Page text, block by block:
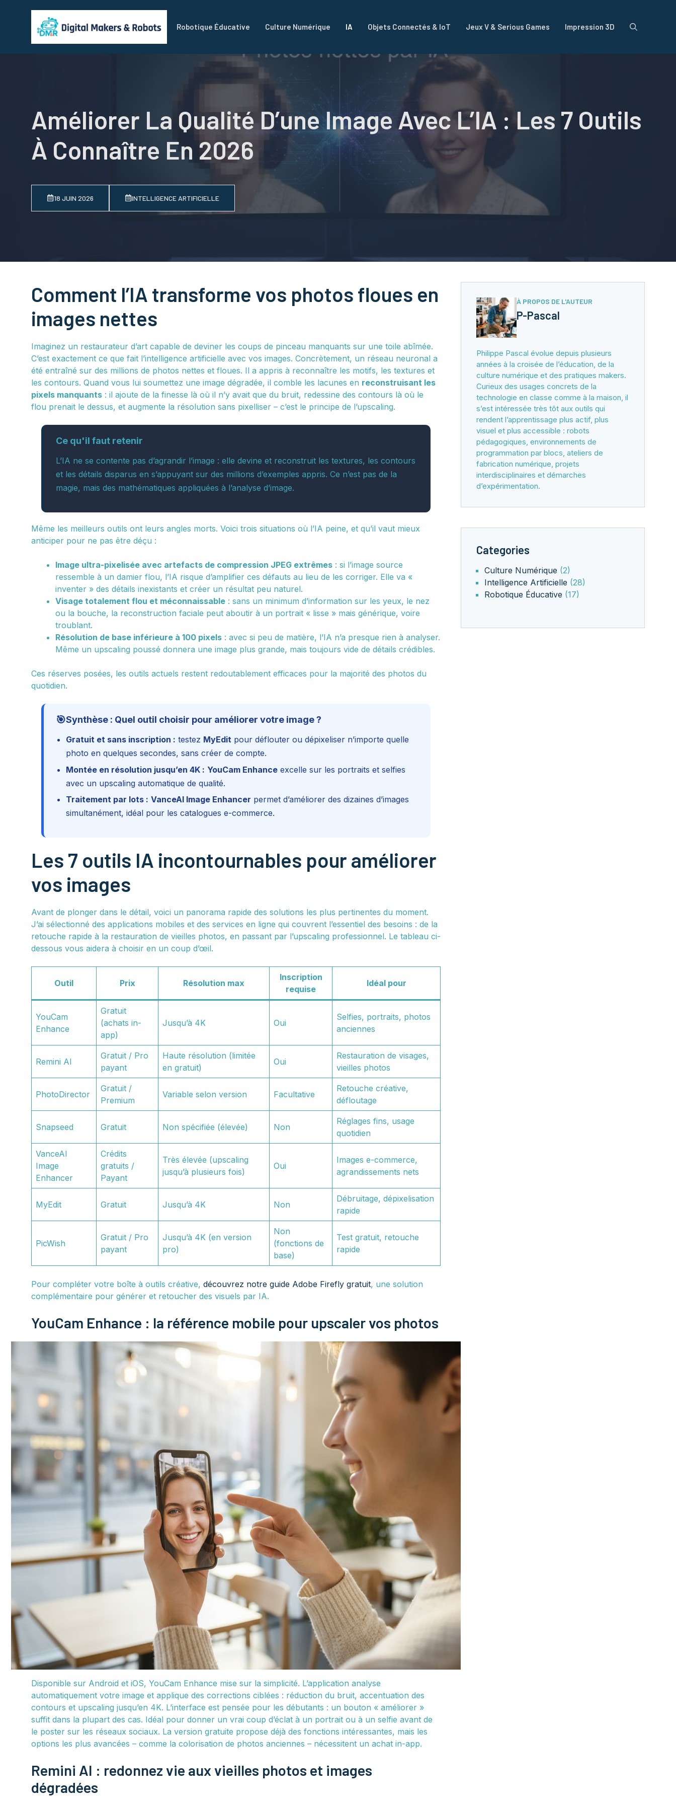
Robotique Éducative Culture Numérique IA Objets Connectés & IoT Jeux V & Serious Games Impression 3D
Améliorer La Qualité D’une Image Avec L’IA : Les 7 Outils
À Connaître En 2026
18 JUIN 2026 INTELLIGENCE ARTIFICIELLE
Comment l’IA transforme vos photos floues en
images nettes
Imaginez un restaurateur d’art capable de deviner les coups de pinceau manquants sur une toile abîmée.
C’est exactement ce que fait l’intelligence artificielle avec vos images. Concrètement, un réseau neuronal a
été entraîné sur des millions de photos nettes et floues. Il a appris à reconnaître les motifs, les textures et
les contours. Quand vous lui soumettez une image dégradée, il comble les lacunes en reconstruisant les
pixels manquants : il ajoute de la finesse là où il n’y avait que du bruit, redessine des contours là où le
flou prenait le dessus, et augmente la résolution sans pixelliser – c’est le principe de l’upscaling.
Ce qu'il faut retenir
L’IA ne se contente pas d’agrandir l’image : elle devine et reconstruit les textures, les contours
et les détails disparus en s’appuyant sur des millions d’exemples appris. Ce n’est pas de la
magie, mais des mathématiques appliquées à l’analyse d’image.
Même les meilleurs outils ont leurs angles morts. Voici trois situations où l’IA peine, et qu’il vaut mieux
anticiper pour ne pas être déçu :
Image ultra-pixelisée avec artefacts de compression JPEG extrêmes : si l’image source
ressemble à un damier flou, l’IA risque d’amplifier ces défauts au lieu de les corriger. Elle va «
inventer » des détails inexistants et créer un résultat peu naturel.
Visage totalement flou et méconnaissable : sans un minimum d’information sur les yeux, le nez
ou la bouche, la reconstruction faciale peut aboutir à un portrait « lisse » mais générique, voire
troublant.
Résolution de base inférieure à 100 pixels : avec si peu de matière, l’IA n’a presque rien à analyser.
Même un upscaling poussé donnera une image plus grande, mais toujours vide de détails crédibles.
Ces réserves posées, les outils actuels restent redoutablement efficaces pour la majorité des photos du
quotidien.
🎯Synthèse : Quel outil choisir pour améliorer votre image ?
Gratuit et sans inscription : testez MyEdit pour déflouter ou dépixeliser n’importe quelle
photo en quelques secondes, sans créer de compte.
Montée en résolution jusqu’en 4K : YouCam Enhance excelle sur les portraits et selfies
avec un upscaling automatique de qualité.
Traitement par lots : VanceAI Image Enhancer permet d’améliorer des dizaines d’images
simultanément, idéal pour les catalogues e-commerce.
Les 7 outils IA incontournables pour améliorer
vos images
Avant de plonger dans le détail, voici un panorama rapide des solutions les plus pertinentes du moment.
J’ai sélectionné des applications mobiles et des services en ligne qui couvrent l’essentiel des besoins : de la
retouche rapide à la restauration de vieilles photos, en passant par l’upscaling professionnel. Le tableau ci-
dessous vous aidera à choisir en un coup d’œil.
Outil Prix Résolution max
Inscription
requise
Idéal pour
YouCam
Enhance
Gratuit
(achats in-
app)
Jusqu’à 4K Oui
Selfies, portraits, photos
anciennes
Remini AI
Gratuit / Pro
payant
Haute résolution (limitée
en gratuit)
Oui
Restauration de visages,
vieilles photos
PhotoDirector
Gratuit /
Premium
Variable selon version Facultative
Retouche créative,
défloutage
Snapseed Gratuit Non spécifiée (élevée) Non
Réglages fins, usage
quotidien
VanceAI
Image
Enhancer
Crédits
gratuits /
Payant
Très élevée (upscaling
jusqu’à plusieurs fois)
Oui
Images e-commerce,
agrandissements nets
MyEdit Gratuit Jusqu’à 4K Non
Débruitage, dépixelisation
rapide
PicWish
Gratuit / Pro
payant
Jusqu’à 4K (en version
pro)
Non
(fonctions de
base)
Test gratuit, retouche
rapide
Pour compléter votre boîte à outils créative, découvrez notre guide Adobe Firefly gratuit, une solution
complémentaire pour générer et retoucher des visuels par IA.
YouCam Enhance : la référence mobile pour upscaler vos photos
Disponible sur Android et iOS, YouCam Enhance mise sur la simplicité. L’application analyse
automatiquement votre image et applique des corrections ciblées : réduction du bruit, accentuation des
contours et upscaling jusqu’en 4K. L’interface est pensée pour les débutants : un bouton « améliorer »
suffit dans la plupart des cas. Idéal pour donner un vrai coup d’éclat à un portrait ou à un selfie avant de
le poster sur les réseaux sociaux. La version gratuite propose déjà des fonctions intéressantes, mais les
options les plus avancées – comme la colorisation de photos anciennes – nécessitent un achat in-app.
Remini AI : redonnez vie aux vieilles photos et images
dégradées
À PROPOS DE L'AUTEUR
P-Pascal
Philippe Pascal évolue depuis plusieurs
années à la croisée de l’éducation, de la
culture numérique et des pratiques makers.
Curieux des usages concrets de la
technologie en classe comme à la maison, il
s’est intéressée très tôt aux outils qui
rendent l’apprentissage plus actif, plus
visuel et plus accessible : robots
pédagogiques, environnements de
programmation par blocs, ateliers de
fabrication numérique, projets
interdisciplinaires et démarches
d’expérimentation.
Categories
Culture Numérique (2)
Intelligence Artificielle (28)
Robotique Éducative (17)